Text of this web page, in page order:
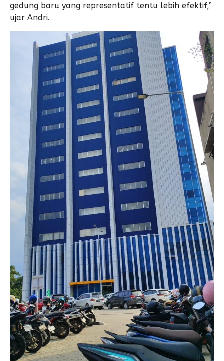
gedung baru yang representatif tentu lebih efektif,”
ujar Andri.